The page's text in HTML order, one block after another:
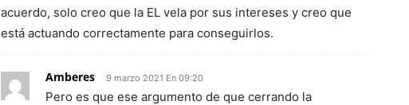
acuerdo, solo creo que la EL vela por sus intereses y creo que
está actuando correctamente para conseguirlos.
Amberes 9 marzo 2021 En 09:20
Pero es que ese argumento de que cerrando la